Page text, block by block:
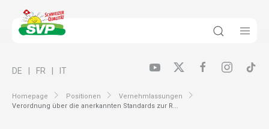
Homepage Positionen
Vernehmlassungen
Verordnung über die anerkannten Standards zur R...
DE FR IT